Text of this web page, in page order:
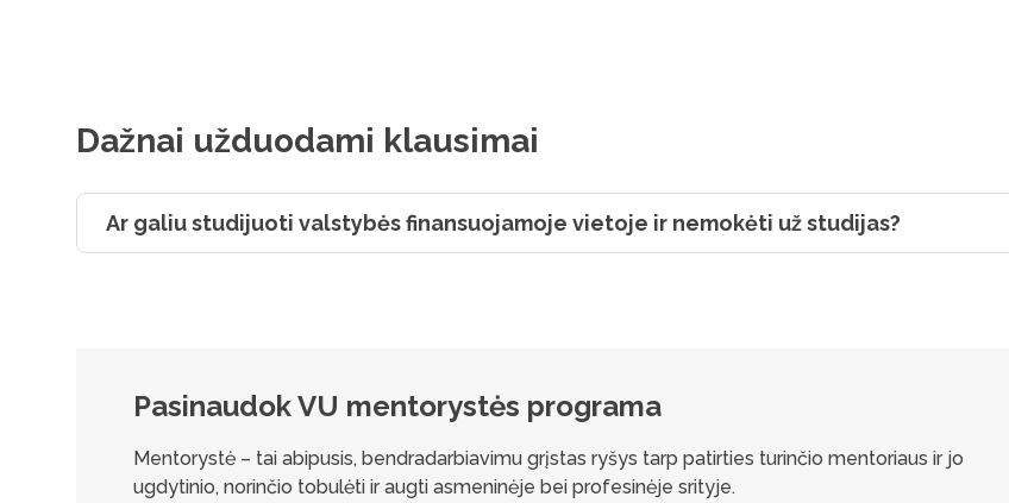
Dažnai užduodami klausimai
Ar galiu studijuoti valstybės finansuojamoje vietoje ir nemokėti už studijas?
Pasinaudok VU mentorystės programa
Mentorystė – tai abipusis, bendradarbiavimu grįstas ryšys tarp patirties turinčio mentoriaus ir jo
ugdytinio, norinčio tobulėti ir augti asmeninėje bei profesinėje srityje.